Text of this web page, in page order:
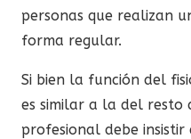
personas que realizan
forma regular.
Si bien la función del
es similar a la del resto
profesional debe